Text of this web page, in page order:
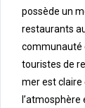
possède un
restaurants
communauté
touristes de
mer est claire
l’atmosphère